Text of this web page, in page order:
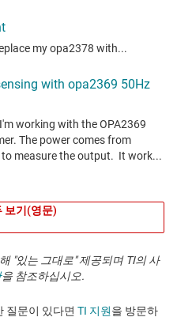
보기(영문)
"있는 그대로" 제공되며 TI의 사
을 참조하십시오.
질문이 있다면 TI 지원을 방문하